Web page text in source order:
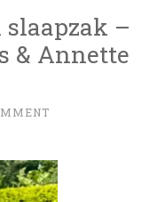
–
& Annette